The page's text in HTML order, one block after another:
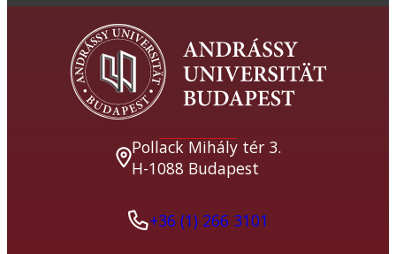
Pollack Mihály tér 3.
H-1088 Budapest
+36 (1) 266 3101